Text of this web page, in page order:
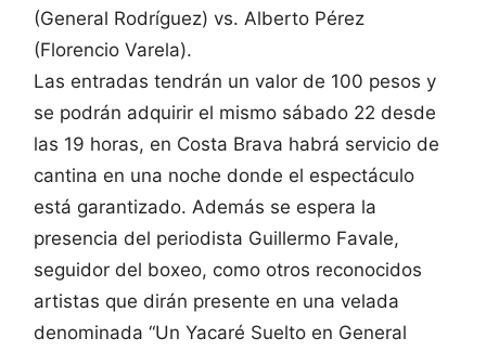
(General Rodríguez) vs. Alberto Pérez
(Florencio Varela).
Las entradas tendrán un valor de 100 pesos y
se podrán adquirir el mismo sábado 22 desde
las 19 horas, en Costa Brava habrá servicio de
cantina en una noche donde el espectáculo
está garantizado. Además se espera la
presencia del periodista Guillermo Favale,
seguidor del boxeo, como otros reconocidos
artistas que dirán presente en una velada
denominada “Un Yacaré Suelto en General